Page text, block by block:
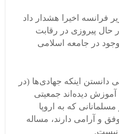
فرانسه اخیرا هشدار داد
حال پیروزی در رقابت
در جامعه اسلامی
اینکه جهادی‌ها (در
آموزش دیده‌اند جمعیتی
مسلمانانی که به اروپا
و آرامی دارند، مساله
نیست.